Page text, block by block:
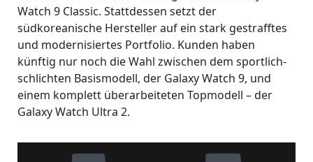
Watch 9 Classic. Stattdessen setzt der
südkoreanische Hersteller auf ein stark gestrafftes
und modernisiertes Portfolio. Kunden haben
künftig nur noch die Wahl zwischen dem sportlich-
schlichten Basismodell, der Galaxy Watch 9, und
einem komplett überarbeiteten Topmodell – der
Galaxy Watch Ultra 2.